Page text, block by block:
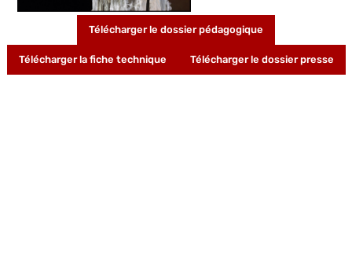
Télécharger le dossier pédagogique
Télécharger la fiche technique Télécharger le dossier presse